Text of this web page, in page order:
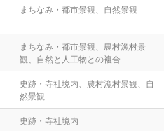
まちなみ・都市景観、自然景観
まちなみ・都市景観、農村漁村景
観、自然と人工物との複合
史跡・寺社境内、農村漁村景観、自
然景観
史跡・寺社境内